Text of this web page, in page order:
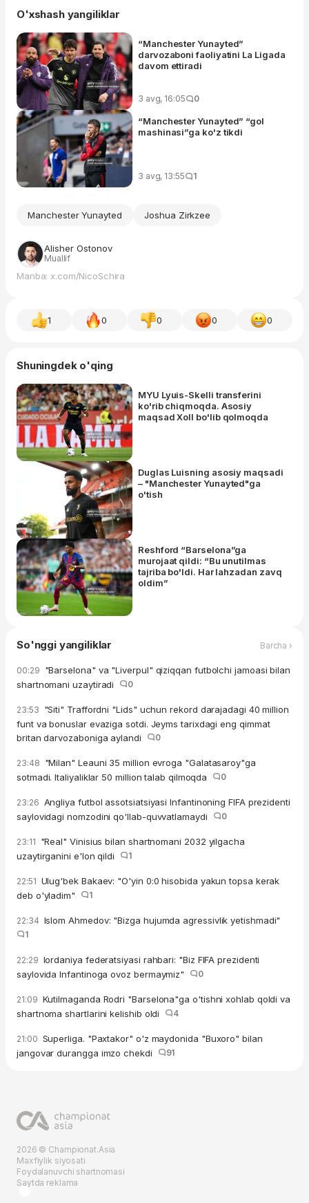
O'xshash yangiliklar
“Manchester Yunayted”
darvozaboni faoliyatini La Ligada
davom ettiradi
3 avg, 16:05 0
“Manchester Yunayted” “gol
mashinasi”ga ko'z tikdi
3 avg, 13:55 1
Manchester Yunayted Joshua Zirkzee
Alisher Ostonov
Muallif
Manba: x.com/NicoSchira
1 0 0 0 0
Shuningdek o'qing
MYU Lyuis-Skelli transferini
ko'rib chiqmoqda. Asosiy
maqsad Xoll bo'lib qolmoqda
Duglas Luisning asosiy maqsadi
– "Manchester Yunayted"ga
o'tish
Reshford “Barselona”ga
murojaat qildi: “Bu unutilmas
tajriba bo'ldi. Har lahzadan zavq
oldim”
So'nggi yangiliklar Barcha ›
00:29 "Barselona" va "Liverpul" qiziqqan futbolchi jamoasi bilan
shartnomani uzaytiradi
0
23:53 "Siti" Traffordni "Lids" uchun rekord darajadagi 40 million
funt va bonuslar evaziga sotdi. Jeyms tarixdagi eng qimmat
britan darvozaboniga aylandi
0
23:48 "Milan" Leauni 35 million evroga "Galatasaroy"ga
sotmadi. Italiyaliklar 50 million talab qilmoqda
0
23:26 Angliya futbol assotsiatsiyasi Infantinoning FIFA prezidenti
saylovidagi nomzodini qo'llab-quvvatlamaydi
0
23:11 "Real" Vinisius bilan shartnomani 2032 yilgacha
uzaytirganini e'lon qildi
1
22:51 Ulug'bek Bakaev: "O'yin 0:0 hisobida yakun topsa kerak
deb o'yladim"
1
22:34 Islom Ahmedov: "Bizga hujumda agressivlik yetishmadi"
1
22:29 Iordaniya federatsiyasi rahbari: "Biz FIFA prezidenti
saylovida Infantinoga ovoz bermaymiz"
0
21:09 Kutilmaganda Rodri "Barselona"ga o'tishni xohlab qoldi va
shartnoma shartlarini kelishib oldi
4
21:00 Superliga. "Paxtakor" o'z maydonida "Buxoro" bilan
jangovar durangga imzo chekdi
91
2026 © Championat.Asia
Maxfiylik siyosati
Foydalanuvchi shartnomasi
Saytda reklama